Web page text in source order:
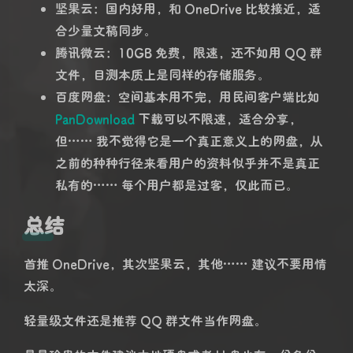
坚果云：国内好用，和 OneDrive 比较接近，适
合少量文稿同步。
腾讯微云：10GB 免费，限速，还不如用 QQ 群
文件，目测本质上是同样的存储服务。
百度网盘：空间基本用不完，用民间客户端比如
PanDownload 下载可以不限速，适合分享，
但…… 我不觉得它是一个真正意义上的网盘，从
之前的种种行径来看用户的资料似乎并不是真正
私有的…… 每个用户都是过客，仅此而已。
总结
首推 OneDrive，其次坚果云，其他…… 建议不要用情
太深。
轻量级文件还是推荐 QQ 群文件当作网盘。